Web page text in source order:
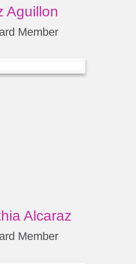
Aguillon
Member
Alcaraz
Member